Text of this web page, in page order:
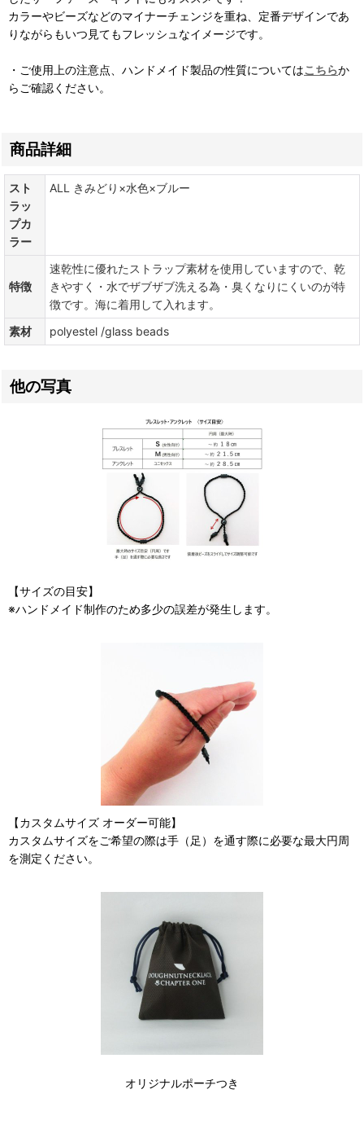
カラーやビーズなどのマイナーチェンジを重ね、定番デザインであ
りながらもいつ見てもフレッシュなイメージです。
・ご使用上の注意点、ハンドメイド製品の性質についてはこちらか
らご確認ください。
商品詳細
スト
ラッ
プカ
ラー
ALL きみどり×水色×ブルー
特徴
速乾性に優れたストラップ素材を使用していますので、乾
きやすく・水でザブザブ洗える為・臭くなりにくいのが特
徴です。海に着用して入れます。
素材
polyestel /glass beads
他の写真
【サイズの目安】
※ハンドメイド制作のため多少の誤差が発生します。
【カスタムサイズ オーダー可能】
カスタムサイズをご希望の際は手（足）を通す際に必要な最大円周
を測定ください。
オリジナルポーチつき